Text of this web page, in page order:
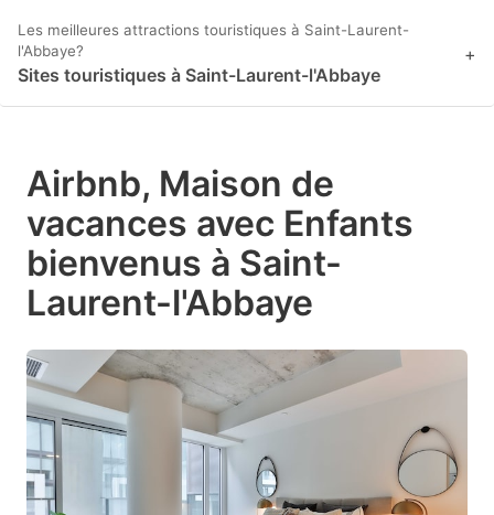
Les meilleures attractions touristiques à Saint-Laurent-
l'Abbaye?
Sites touristiques à Saint-Laurent-l'Abbaye
+
Airbnb, Maison de
vacances avec Enfants
bienvenus à Saint-
Laurent-l'Abbaye